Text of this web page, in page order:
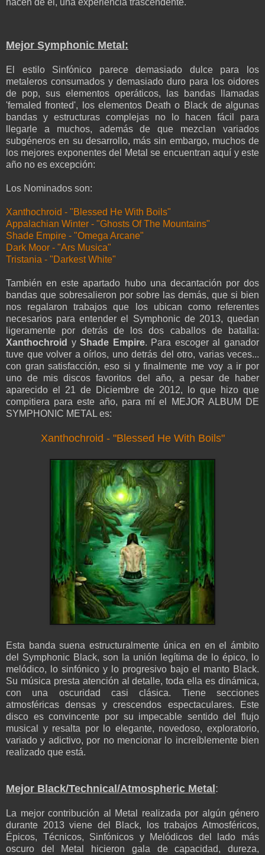
hacen de él, una experiencia trascendente.
Mejor Symphonic Metal:
El estilo Sinfónico parece demasiado dulce para los
metaleros consumados y demasiado duro para los oidores
de pop, sus elementos operáticos, las bandas llamadas
'femaled fronted', los elementos Death o Black de algunas
bandas y estructuras complejas no lo hacen fácil para
llegarle a muchos, además de que mezclan variados
subgéneros en su desarrollo, más sin embargo, muchos de
los mejores exponentes del Metal se encuentran aquí y este
año no es excepción:
Los Nominados son:
Xanthochroid - "Blessed He With Boils"
Appalachian Winter - "Ghosts Of The Mountains"
Shade Empire - "Omega Arcane"
Dark Moor - "Ars Musica"
Tristania - "Darkest White"
También en este apartado hubo una decantación por dos
bandas que sobresalieron por sobre las demás, que si bien
nos regalaron trabajos que los ubican como referentes
necesarios para entender el Symphonic de 2013, quedan
ligeramente por detrás de los dos caballos de batalla:
Xanthochroid yShade Empire. Para escoger al ganador
tuve que volver a oírlos, uno detrás del otro, varias veces...
con gran satisfacción, eso si y finalmente me voy a ir por
uno de mis discos favoritos del año, a pesar de haber
aparecido el 21 de Diciembre de 2012, lo que hizo que
compitiera para este año, para mí el MEJOR ALBUM DE
SYMPHONIC METAL es:
Xanthochroid - "Blessed He With Boils"
Esta banda suena estructuralmente única en en el ámbito
del Symphonic Black, son la unión legítima de lo épico, lo
melódico, lo sinfónico y lo progresivo bajo el manto Black.
Su música presta atención al detalle, toda ella es dinámica,
con una oscuridad casi clásica. Tiene secciones
atmosféricas densas y crescendos espectaculares. Este
disco es convincente por su impecable sentido del flujo
musical y resalta por lo elegante, novedoso, exploratorio,
variado y adictivo, por no mencionar lo increíblemente bien
realizado que está.
Mejor Black/Technical/Atmospheric Metal :
La mejor contribución al Metal realizada por algún género
durante 2013 viene del Black, los trabajos Atmosféricos,
Épicos, Técnicos, Sinfónicos y Melódicos del lado más
oscuro del Metal hicieron gala de capacidad, dureza,